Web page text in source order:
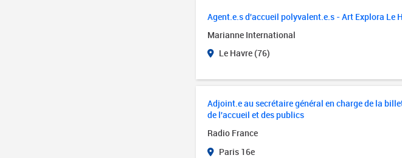
Agent.e.s d'accueil polyvalent.e.s - Art Explora Le
Marianne International
Le Havre (76)
Adjoint.e au secrétaire général en charge de la
de l'accueil et des publics
Radio France
Paris 16e